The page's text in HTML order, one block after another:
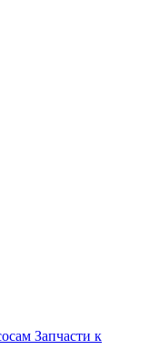
Запчасти к